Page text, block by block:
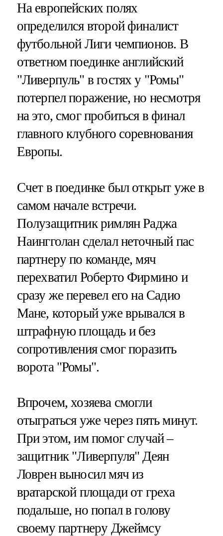
На европейских полях
определился второй финалист
футбольной Лиги чемпионов. В
ответном поединке английский
"Ливерпуль" в гостях у "Ромы"
потерпел поражение, но несмотря
на это, смог пробиться в финал
главного клубного соревнования
Европы.
Счет в поединке был открыт уже в
самом начале встречи.
Полузащитник римлян Раджа
Наингголан сделал неточный пас
партнеру по команде, мяч
перехватил Роберто Фирмино и
сразу же перевел его на Садио
Мане, который уже врывался в
штрафную площадь и без
сопротивления смог поразить
ворота "Ромы".
Впрочем, хозяева смогли
отыграться уже через пять минут.
При этом, им помог случай –
защитник "Ливерпуля" Деян
Ловрен выносил мяч из
вратарской площади от греха
подальше, но попал в голову
своему партнеру Джеймсу